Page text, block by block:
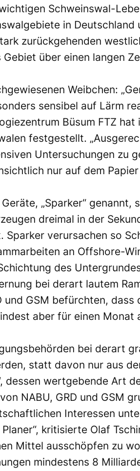
Schweinswal-
in
zurückgehenden
über einen langen
Weibchen:
sensibel auf Lärm
Büsum FTZ
festgestellt.
Untersuchungen zu
nur auf dem
„Sparker“ genannt,
dreimal in der
verursachen so
an Offshore-
des
bei derart lautem
GSM befürchten,
aber für einen
bei derart
statt davon nur aus
dessen wertgebende Art
NABU, GRD und GSM
Interessen
kritisierte Olaf
Mittel ausschöpfen zu
mindestens 8